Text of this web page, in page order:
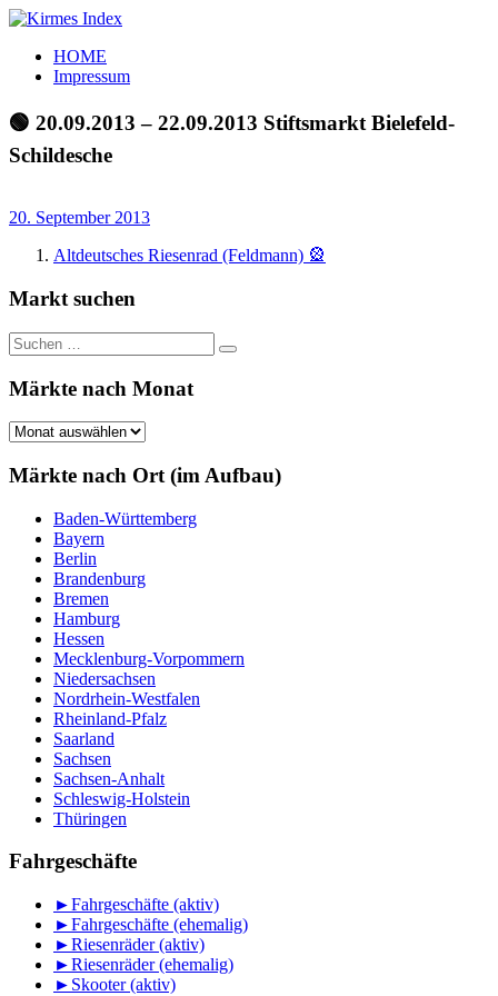
Zum
springen
Kirmes
Index
Tourpläne
der
letzten
Jahre
HOME
Impressum
🟢 20.09.2013 – 22.09.2013 Stiftsmarkt Bielefeld-
Schildesche
20. September 2013
Altdeutsches Riesenrad (Feldmann) 🎡
Markt suchen
Suchen
nach:
Suchen
Märkte nach Monat
Märkte
Monat
Märkte nach Ort (im Aufbau)
Baden-Württemberg
Bayern
Berlin
Brandenburg
Bremen
Hamburg
Hessen
Mecklenburg-Vorpommern
Niedersachsen
Nordrhein-Westfalen
Rheinland-Pfalz
Saarland
Sachsen
Sachsen-Anhalt
Schleswig-Holstein
Thüringen
Fahrgeschäfte
►Fahrgeschäfte (aktiv)
►Fahrgeschäfte (ehemalig)
►Riesenräder (aktiv)
►Riesenräder (ehemalig)
► Skooter (aktiv)